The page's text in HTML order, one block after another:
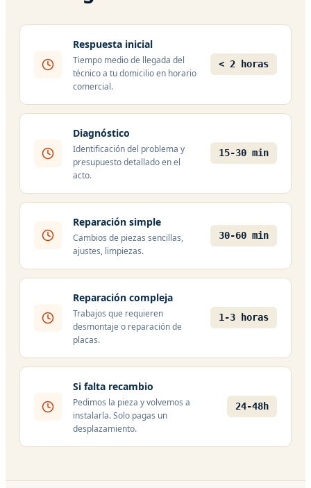
Respuesta inicial
Tiempo medio de llegada del
técnico a tu domicilio en horario
comercial.
< 2 horas
Diagnóstico
Identificación del problema y
presupuesto detallado en el
acto.
15-30 min
Reparación simple
Cambios de piezas sencillas,
ajustes, limpiezas.
30-60 min
Reparación compleja
Trabajos que requieren
desmontaje o reparación de
placas.
1-3 horas
Si falta recambio
Pedimos la pieza y volvemos a
instalarla. Solo pagas un
desplazamiento.
24-48h